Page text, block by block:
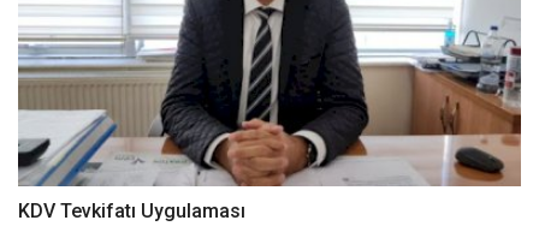
KDV Tevkifatı Uygulaması